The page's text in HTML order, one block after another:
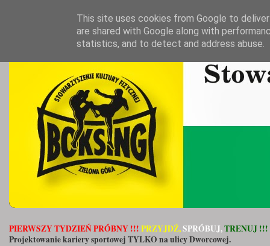
PIERWSZY TYDZIEŃ PRÓBNY !!! PRZYJDŹ,SPRÓBUJ,TRENUJ !!!
Projektowanie kariery sportowej TYLKO na ulicy Dworcowej.
This site uses cookies from Google to
are shared with Google along with
statistics, and to detect and address abuse.